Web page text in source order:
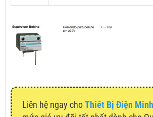
Liên hệ ngay choThiết Bị Điện